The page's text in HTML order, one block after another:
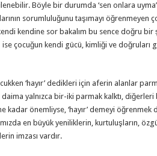
Böyle bir durumda ‘sen onlara uyma’
sorumluluğunu taşımayı öğrenmeyen
kendine sor bakalım bu sence doğru bir
çocuğun kendi gücü, kimliği ve doğruları
‘hayır’ dedikleri için aferin alanlar
daima yalnızca bir-iki parmak kalktı, diğerleri
kadar önemliyse, ‘hayır’ demeyi öğrenmek
en büyük yeniliklerin, kurtuluşların,
imzası vardır.